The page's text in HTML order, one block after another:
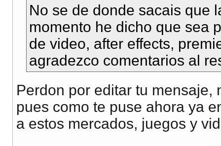
No se de donde sacais que
momento he dicho que sea
de video, after effects,
agradezco comentarios al
Perdon por editar tu mensaje,
pues como te puse ahora ya
a estos mercados, juegos y